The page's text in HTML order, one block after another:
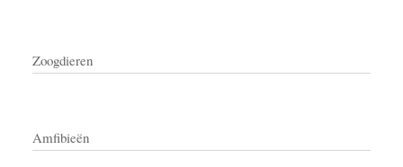
Zoogdieren
Amfibieën